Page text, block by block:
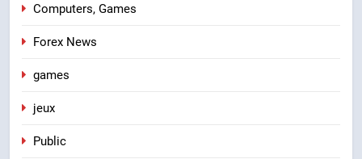
Computers, Games
Forex News
games
jeux
Public